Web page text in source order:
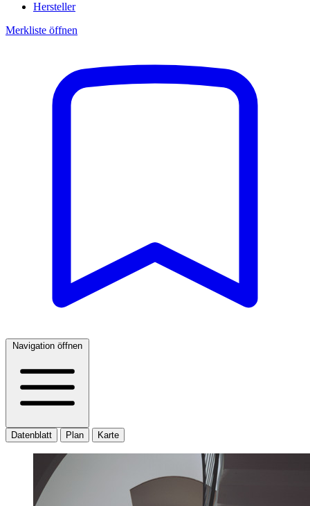
Hersteller
Merkliste öffnen
Navigation öffnen
Datenblatt Plan Karte